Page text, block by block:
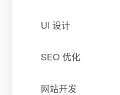
UI 设计
SEO 优化
网站开发